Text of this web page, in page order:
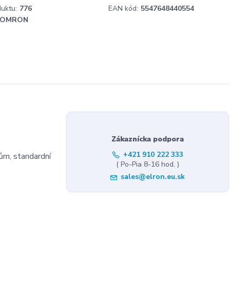
776 EAN kód: 5547648440554
OMRON
standardní
Zákaznícka podpora
+421 910 222 333
( Po-Pia 8-16 hod. )
sales@elron.eu.sk